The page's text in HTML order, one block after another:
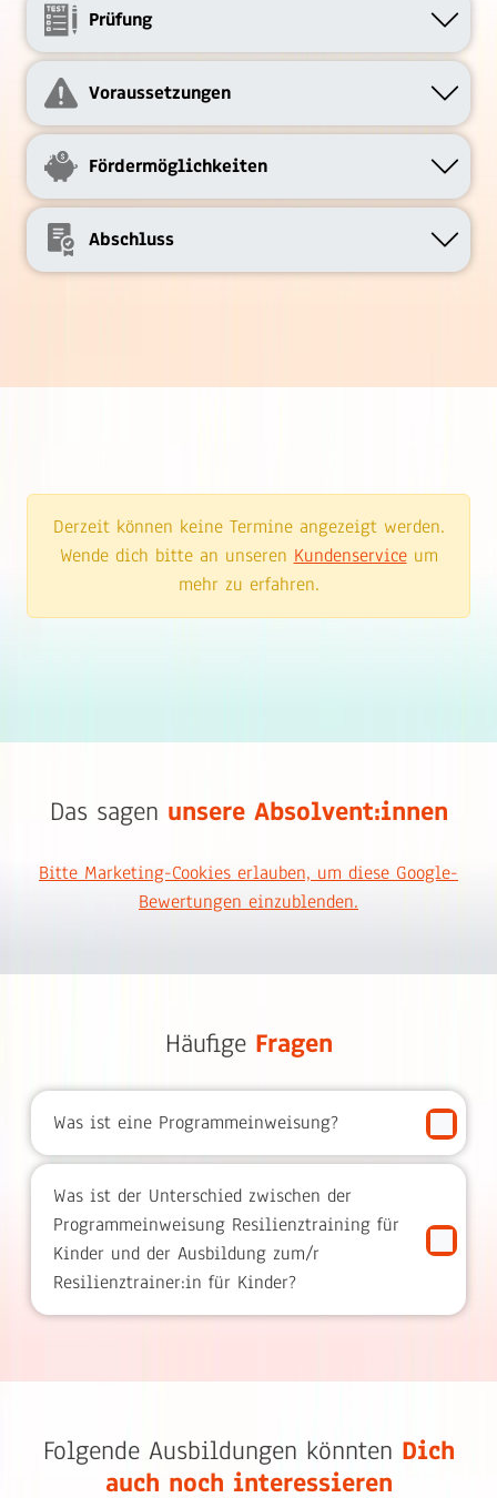
Prüfung
Voraussetzungen
Fördermöglichkeiten
Abschluss
Derzeit können keine Termine angezeigt werden.
Wende dich bitte an unseren Kundenserviceum
mehr zu erfahren.
Das sagen unsere Absolvent:innen
Bitte Marketing-Cookies erlauben, um diese Google-
Bewertungen einzublenden.
Häufige Fragen
Was ist eine Programmeinweisung?
Was ist der Unterschied zwischen der
Programmeinweisung Resilienztraining für
Kinder und der Ausbildung zum/r
Resilienztrainer:in für Kinder?
Folgende Ausbildungen könnten Dich
auch noch interessieren